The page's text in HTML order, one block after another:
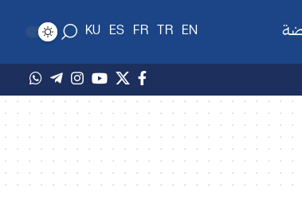
EN
TR
FR
ES
KU